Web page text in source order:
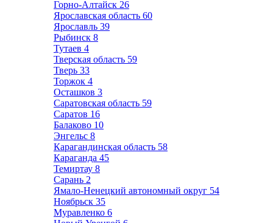
Горно-Алтайск 26
Ярославская область 60
Ярославль 39
Рыбинск 8
Тутаев 4
Тверская область 59
Тверь 33
Торжок 4
Осташков 3
Саратовская область 59
Саратов 16
Балаково 10
Энгельс 8
Карагандинская область 58
Караганда 45
Темиртау 8
Сарань 2
Ямало-Ненецкий автономный округ 54
Ноябрьск 35
Муравленко 6